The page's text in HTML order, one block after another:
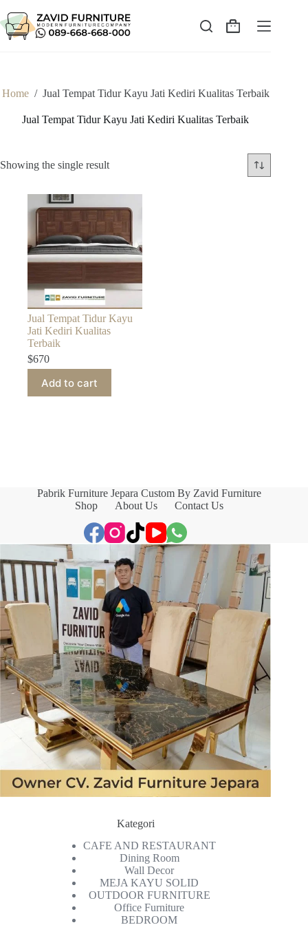
to
content
Shopping
Home / Jual Tempat Tidur Kayu Jati Kediri Kualitas Terbaik
Jual Tempat Tidur Kayu Jati Kediri Kualitas Terbaik
Showing the single result
Jual Tempat Tidur Kayu
Jati Kediri Kualitas
Terbaik
$670
Add to cart
Pabrik Furniture Jepara Custom By Zavid Furniture
Shop
About Us Contact Us
Kategori
CAFE AND RESTAURANT
Dining Room
Wall Decor
MEJA KAYU SOLID
OUTDOOR FURNITURE
Office Furniture
BEDROOM